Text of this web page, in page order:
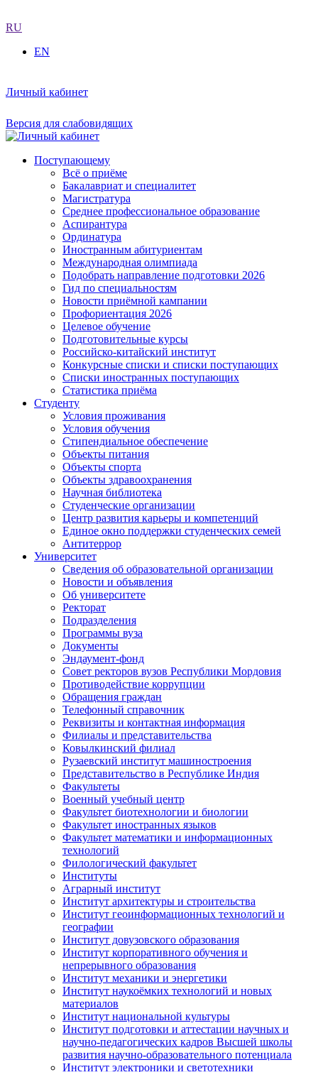
RU
EN
Личный кабинет
Версия для слабовидящих
Поступающему
Всё о приёме
Бакалавриат и специалитет
Магистратура
Среднее профессиональное образование
Аспирантура
Ординатура
Иностранным абитуриентам
Международная олимпиада
Подобрать направление подготовки 2026
Гид по специальностям
Новости приёмной кампании
Профориентация 2026
Целевое обучение
Подготовительные курсы
Российско-китайский институт
Конкурсные списки и списки поступающих
Списки иностранных поступающих
Статистика приёма
Студенту
Условия проживания
Условия обучения
Стипендиальное обеспечение
Объекты питания
Объекты спорта
Объекты здравоохранения
Научная библиотека
Студенческие организации
Центр развития карьеры и компетенций
Единое окно поддержки студенческих семей
Антитеррор
Университет
Сведения об образовательной организации
Новости и объявления
Об университете
Ректорат
Подразделения
Программы вуза
Документы
Эндаумент-фонд
Совет ректоров вузов Республики Мордовия
Противодействие коррупции
Обращения граждан
Телефонный справочник
Реквизиты и контактная информация
Филиалы и представительства
Ковылкинский филиал
Рузаевский институт машиностроения
Представительство в Республике Индия
Факультеты
Военный учебный центр
Факультет биотехнологии и биологии
Факультет иностранных языков
Факультет математики и информационных
технологий
Филологический факультет
Институты
Аграрный институт
Институт архитектуры и строительства
Институт геоинформационных технологий и
географии
Институт довузовского образования
Институт корпоративного обучения и
непрерывного образования
Институт механики и энергетики
Институт наукоёмких технологий и новых
материалов
Институт национальной культуры
Институт подготовки и аттестации научных и
научно-педагогических кадров Высшей школы
развития научно-образовательного потенциала
Институт электроники и светотехники